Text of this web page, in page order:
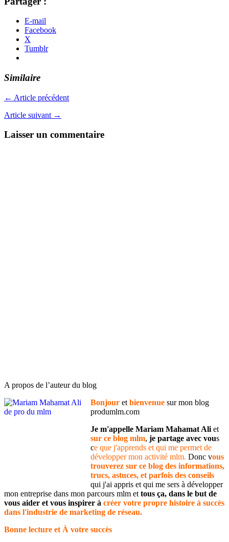
E-mail
Facebook
X
Tumblr
Similaire
← Article précédent
Article suivant →
Laisser un commentaire
A propos de l’auteur du blog
Bonjour et bienvenue sur mon blog
produmlm.com
Je m'appelle Mariam Mahamat Ali et
sur ce blog mlm, je partage avec vous
ce que j'apprends et qui me permet de
développer mon activité mlm. Donc vous
trouverez sur ce blog des informations,
trucs, astuces, et parfois des conseils
qui j'ai appris et qui me sers à développer
mon entreprise dans mon parcours mlm et tous ça, dans le but de
vous aider et vous inspirer à créer votre propre histoire à succès
dans l'industrie de marketing de réseau.
Bonne lecture et À votre succès